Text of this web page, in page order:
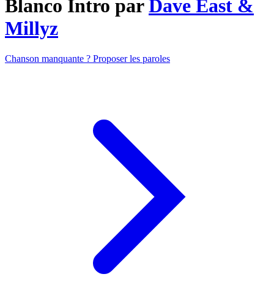
Blanco Intro parDave East &
Millyz
Chanson manquante ? Proposer les paroles